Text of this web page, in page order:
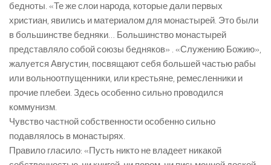
бедноты. «Те же слои народа, которые дали первых
христиан, явились и материалом для монастырей. Это были
в большинстве бедняки… Большинство монастырей
представляло собой союзы бедняков» . «Служению Божию»,
жалуется Августин, посвящают себя большей частью рабы
или вольноотпущенники, или крестьяне, ремесленники и
прочие плебеи. Здесь особенно сильно проводился
коммунизм.
Чувство частной собственности особенно сильно
подавлялось в монастырях.
Правило гласило: «Пусть никто не владеет никакой